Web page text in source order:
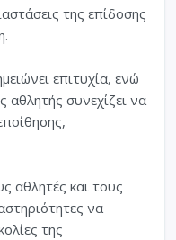
της επίδοσης
επιτυχία, ενώ
αθλητής συνεχίζει να
αθλητές και τους
να
της